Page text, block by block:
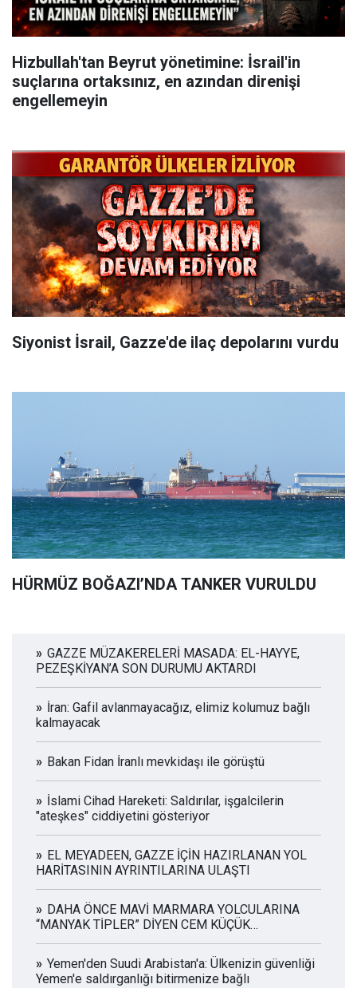
Hizbullah'tan Beyrut yönetimine: İsrail'in
suçlarına ortaksınız, en azından direnişi
engellemeyin
Siyonist İsrail, Gazze'de ilaç depolarını vurdu
HÜRMÜZ BOĞAZI’NDA TANKER VURULDU
GAZZE MÜZAKERELERİ MASADA: EL-HAYYE,
PEZEŞKİYAN’A SON DURUMU AKTARDI
İran: Gafil avlanmayacağız, elimiz kolumuz bağlı
kalmayacak
Bakan Fidan İranlı mevkidaşı ile görüştü
İslami Cihad Hareketi: Saldırılar, işgalcilerin
"ateşkes" ciddiyetini gösteriyor
EL MEYADEEN, GAZZE İÇİN HAZIRLANAN YOL
HARİTASININ AYRINTILARINA ULAŞTI
DAHA ÖNCE MAVİ MARMARA YOLCULARINA
“MANYAK TİPLER” DİYEN CEM KÜÇÜK
TUTUKLANDI
Yemen'den Suudi Arabistan'a: Ülkenizin güvenliği
Yemen'e saldırganlığı bitirmenize bağlı